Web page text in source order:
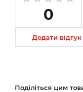
0
Додати відгук
Поділіться цим